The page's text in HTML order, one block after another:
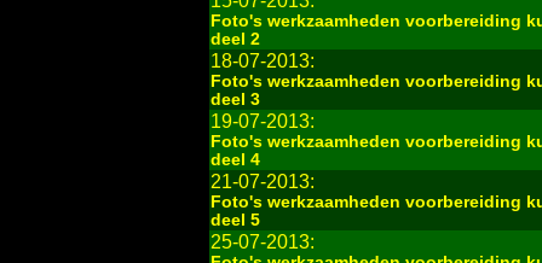
Foto's werkzaamheden voorbereiding
deel 2
18-07-2013:
Foto's werkzaamheden voorbereiding
deel 3
19-07-2013:
Foto's werkzaamheden voorbereiding
deel 4
21-07-2013:
Foto's werkzaamheden voorbereiding
deel 5
25-07-2013: